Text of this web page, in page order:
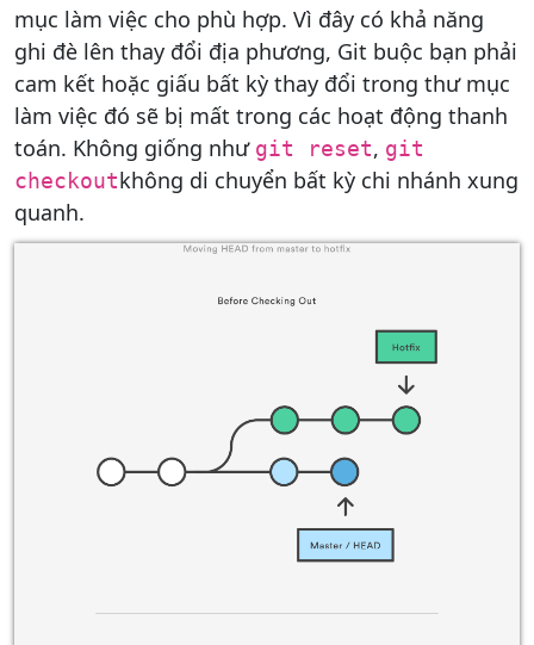
mục làm việc cho phù hợp. Vì đây có khả năng
ghi đè lên thay đổi địa phương, Git buộc bạn phải
cam kết hoặc giấu bất kỳ thay đổi trong thư mục
làm việc đó sẽ bị mất trong các hoạt động thanh
toán. Không giống như git reset, git
checkoutkhông di chuyển bất kỳ chi nhánh xung
quanh.